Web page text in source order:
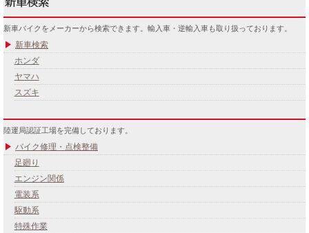
新車バイクをメーカーから検索できます。輸入車・逆輸入車も取り扱っております。
新車検索
ホンダ
ヤマハ
スズキ
陸運局認証工場を完備しております。
バイク修理・点検整備
足廻り
エンジン関係
電装系
駆動系
特殊作業